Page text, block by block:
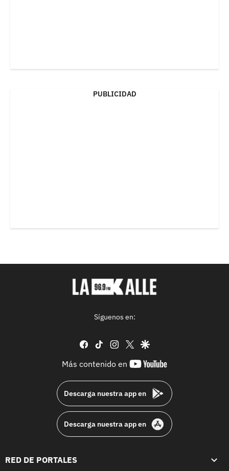
PUBLICIDAD
Síguenos en:
facebook
tiktok instagram
twittergoogle
Más contenido en
youtube-
Descarga nuestra app en
Descarga nuestra app en
RED DE PORTALES